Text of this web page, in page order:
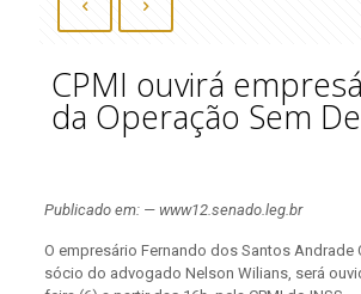
CPMI ouvirá
da Operação Sem
Publicado em: — www12.senado.leg.br
O empresário Fernando dos Santos Andrade
sócio do advogado Nelson Wilians, será